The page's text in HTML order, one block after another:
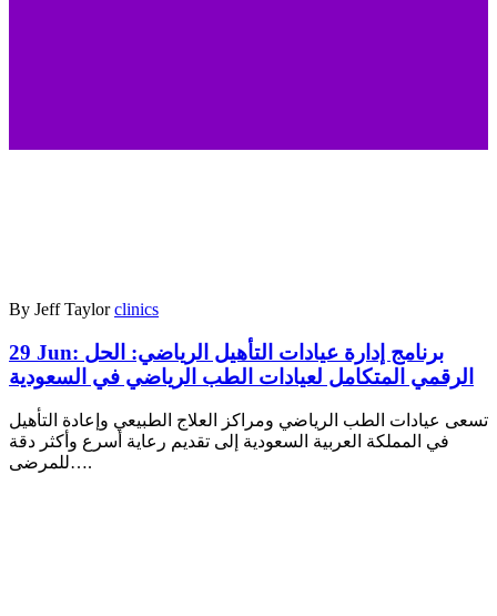
By Jeff Taylor clinics
29 Jun: برنامج إدارة عيادات التأهيل الرياضي: الحل
الرقمي المتكامل لعيادات الطب الرياضي في السعودية
تسعى عيادات الطب الرياضي ومراكز العلاج الطبيعي وإعادة التأهيل
في المملكة العربية السعودية إلى تقديم رعاية أسرع وأكثر دقة
للمرضى….